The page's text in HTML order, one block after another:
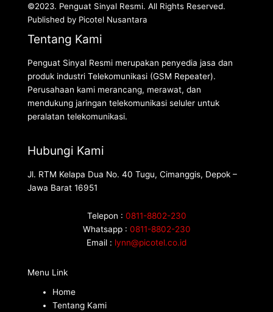
©2023. Penguat Sinyal Resmi. All Rights Reserved.
Published by Picotel Nusantara
Tentang Kami
Penguat Sinyal Resmi merupakan penyedia jasa dan
produk industri Telekomunikasi (GSM Repeater).
Perusahaan kami merancang, merawat, dan
mendukung jaringan telekomunikasi seluler untuk
peralatan telekomunikasi.
Hubungi Kami
Jl. RTM Kelapa Dua No. 40 Tugu, Cimanggis, Depok –
Jawa Barat 16951
Telepon : 0811-8802-230
Whatsapp : 0811-8802-230
Email : lynn@picotel.co.id
Menu Link
Home
Tentang Kami